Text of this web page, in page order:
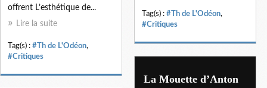
offrent L’esthétique de...
Lire la suite
Tag(s) : #Th de L'Odéon,
#Critiques
Tag(s) : #Th de L'Odéon,
#Critiques
La Mouette d’Anton